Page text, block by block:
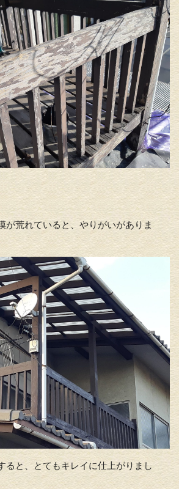
が荒れていると、やりがいがありま
ると、とてもキレイに仕上がりまし